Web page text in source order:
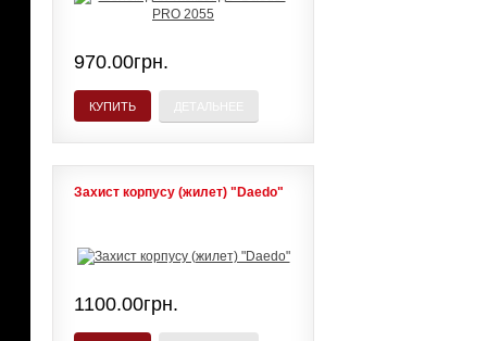
970.00грн.
КУПИТЬ
Захист корпусу (жилет) "Daedo"
1100.00грн.